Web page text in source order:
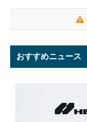
おすすめニュース